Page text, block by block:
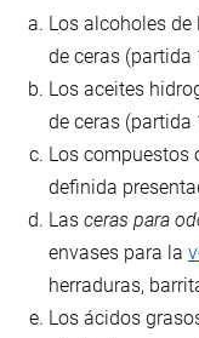
Los alcoholes
de ceras (partida
Los aceites
de ceras (partida
Los compuestos
definida
Las ceras para
envases para la
herraduras,
Los ácidos